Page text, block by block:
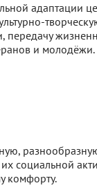
адаптации
передачу
и молодёжи.
социальной
комфорту.